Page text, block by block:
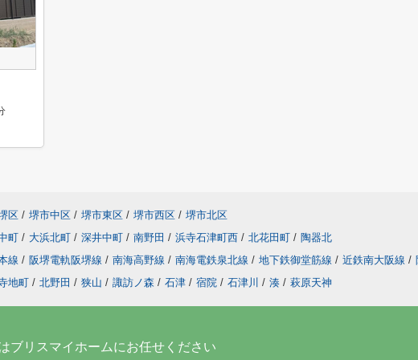
区 / 堺市中区 / 堺市東区 / 堺市西区 / 堺市北区
町 / 大浜北町 / 深井中町 / 南野田 / 浜寺石津町西 / 北花田町 / 陶器北
線 / 阪堺電軌阪堺線 / 南海高野線 / 南海電鉄泉北線 / 地下鉄御堂筋線 / 近鉄南大阪線 /
地町 / 北野田 / 狭山 / 諏訪ノ森 / 石津 / 宿院 / 石津川 / 湊 / 萩原天神
ブリスマイホームにお任せください